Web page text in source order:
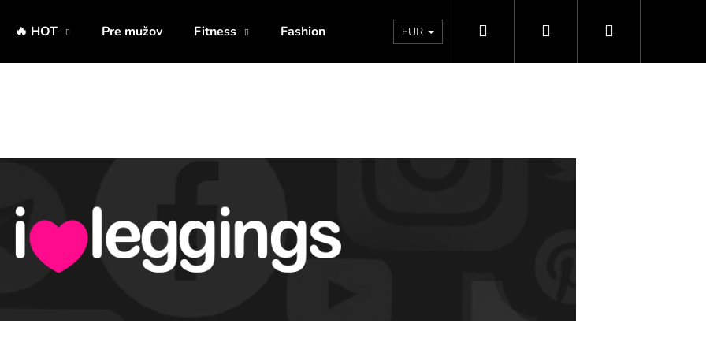
🔥 HOT Pre mužov Fitness Fashion Doprava a platby Vrátenie - Výmena - Reklamácia
EUR Hľadať PrihlásenieNákupný
Odporúčame